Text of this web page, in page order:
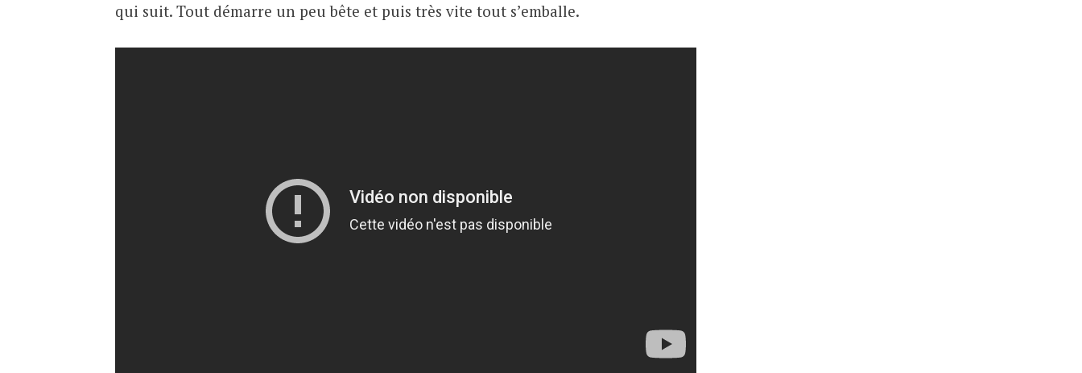
qui suit. Tout démarre un peu bête et puis très vite tout s’emballe.